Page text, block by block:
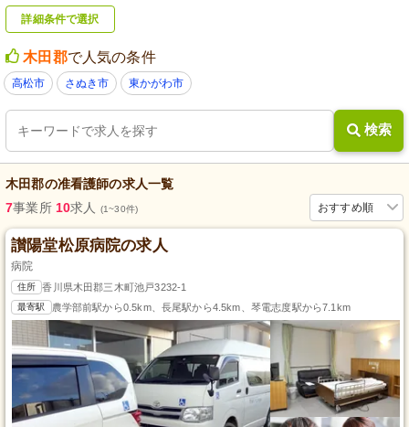
詳細条件で選択
木田郡で人気の条件
高松市 さぬき市 東かがわ市
検索
木田郡の准看護師の求人一覧
おすすめ順
7事業所 10求人 (1~30件)
讃陽堂松原病院の求人
病院
住所 香川県木田郡三木町池戸3232-1
最寄駅 農学部前駅から0.5km、長尾駅から4.5km、琴電志度駅から7.1km